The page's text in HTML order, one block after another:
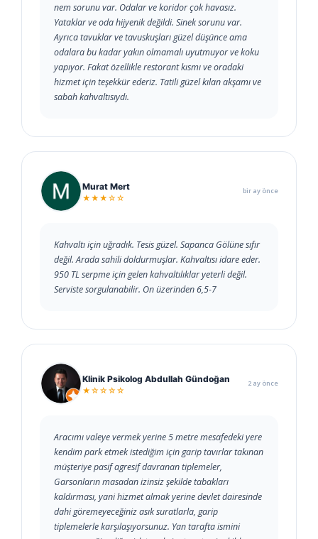
nem sorunu var. Odalar ve koridor çok havasız.
Yataklar ve oda hijyenik değildi. Sinek sorunu var.
Ayrıca tavuklar ve tavuskuşları güzel düşünce ama
odalara bu kadar yakın olmamalı uyutmuyor ve koku
yapıyor. Fakat özellikle restorant kısmı ve oradaki
hizmet için teşekkür ederiz. Tatili güzel kılan akşamı ve
sabah kahvaltısıydı.
Murat Mert
★★★☆☆
bir ay önce
Kahvaltı için uğradık. Tesis güzel. Sapanca Gölüne sıfır
değil. Arada sahili doldurmuşlar. Kahvaltısı idare eder.
950 TL serpme için gelen kahvaltılıklar yeterli değil.
Serviste sorgulanabilir. On üzerinden 6,5-7
Klinik Psikolog Abdullah Gündoğan
★☆☆☆☆
2 ay önce
Aracımı valeye vermek yerine 5 metre mesafedeki yere
kendim park etmek istediğim için garip tavırlar takınan
müşteriye pasif agresif davranan tiplemeler,
Garsonların masadan izinsiz şekilde tabakları
kaldırması, yani hizmet almak yerine devlet dairesinde
dahi göremeyeceğiniz asık suratlarla, garip
tiplemelerle karşılaşıyorsunuz. Yan tarafta ismini